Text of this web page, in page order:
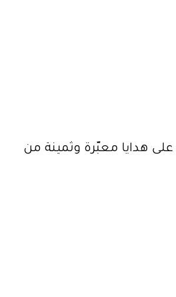
هدايا معبّرة وثمينة من